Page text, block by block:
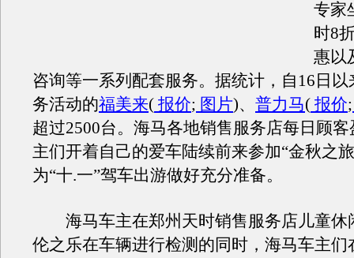
专家
时8
惠以
咨询等一系列配套服务。据统计，自16日
务活动的福美来( 报价; 图片)、 普力马( 报价;
超过2500台。海马各地销售服务店每日顾
主们开着自己的爱车陆续前来参加“金秋之
为“十.一”驾车出游做好充分准备。
海马车主在郑州天时销售服务店儿童休
伦之乐在车辆进行检测的同时，海马车主们